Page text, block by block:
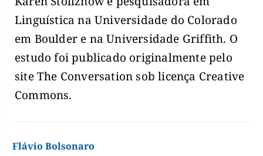
Linguística na Universidade do Colorado
em Boulder e na Universidade Griffith. O
estudo foi publicado originalmente pelo
site The Conversation sob licença Creative
Commons.
Flávio Bolsonaro